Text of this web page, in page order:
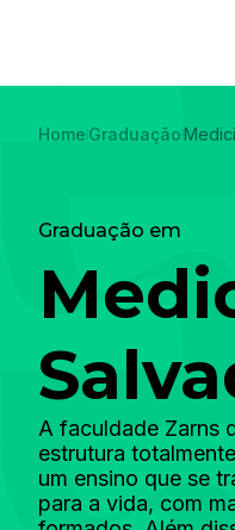
Home Graduação
Graduação em
A faculdade Zarns
estrutura
um ensino que se
para a vida, com